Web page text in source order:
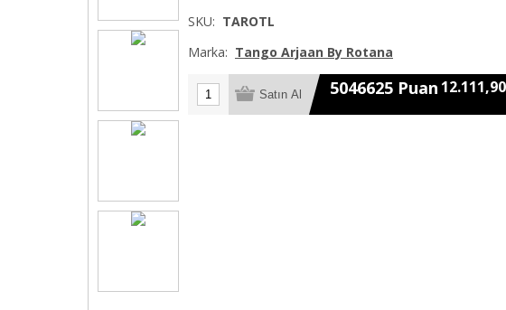
SKU: TAROTL
Marka: Tango Arjaan By Rotana
5046625 Puan